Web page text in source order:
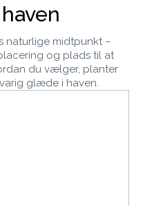
naturlige midtpunkt –
og plads til at
du vælger, planter
glæde i haven.